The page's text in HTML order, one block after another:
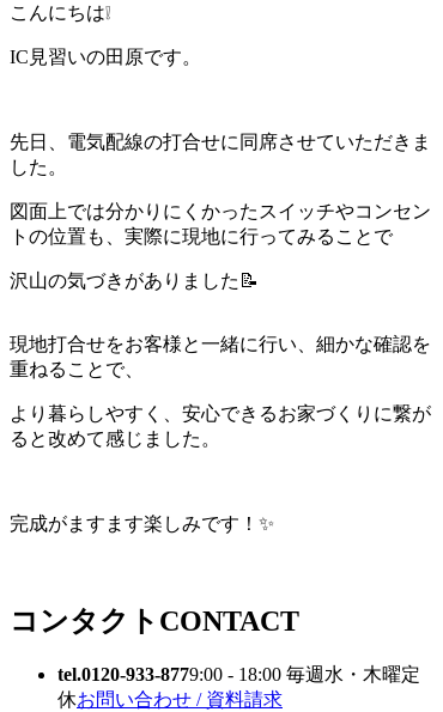
こんにちは❕
IC見習いの田原です。
先日、電気配線の打合せに同席させていただきま
した。
図面上では分かりにくかったスイッチやコンセン
トの位置も、実際に現地に行ってみることで
沢山の気づきがありました📝
現地打合せをお客様と一緒に行い、細かな確認を
重ねることで、
より暮らしやすく、安心できるお家づくりに繋が
ると改めて感じました。
完成がますます楽しみです！✨
コンタクト CONTACT
tel.0120-933-8779:00 - 18:00 毎週水・木曜定
休お問い合わせ / 資料請求